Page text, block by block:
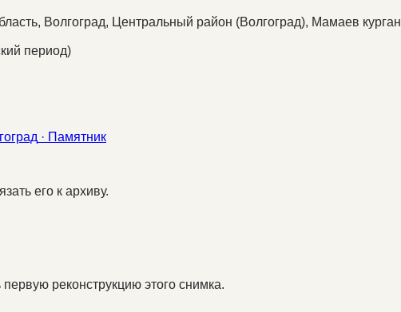
Волгоград, Центральный район (Волгоград), Мамаев курган
период)
· Памятник
его к архиву.
реконструкцию этого снимка.